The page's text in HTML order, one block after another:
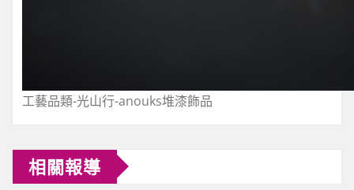
工藝品類-光山行-anouks堆漆飾品
相關報導